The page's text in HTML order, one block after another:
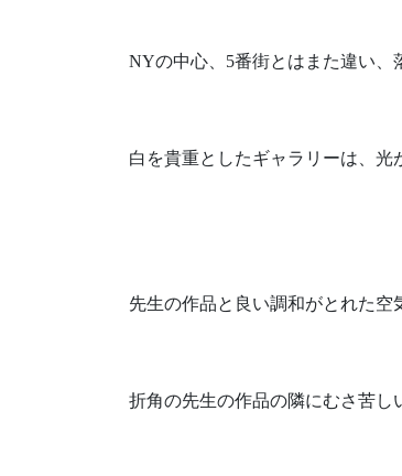
NYの中心、5番街とはまた違い、
白を貴重としたギャラリーは、光
先生の作品と良い調和がとれた空
折角の先生の作品の隣にむさ苦し